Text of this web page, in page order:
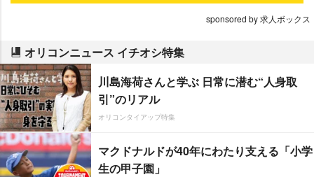
sponsored by 求人ボックス
オリコンニュース イチオシ特集
川島海荷さんと学ぶ 日常に潜む“人身取
引”のリアル
オリコンタイアップ特集
マクドナルドが40年にわたり支える「小学
生の甲子園」